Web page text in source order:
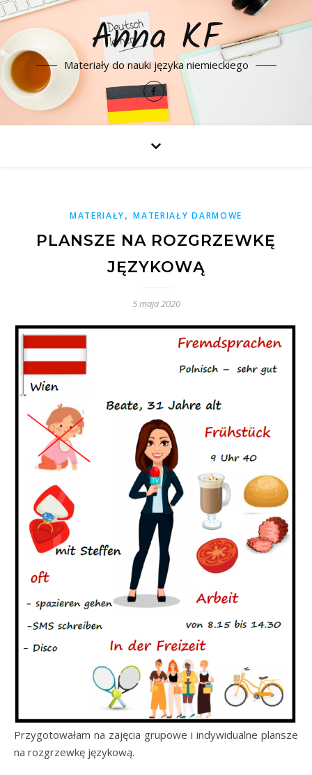
Anna KF
Materiały do nauki języka niemieckiego
MATERIAŁY,MATERIAŁY DARMOWE
PLANSZE NA ROZGRZEWKĘ
JĘZYKOWĄ
5 maja 2020
Przygotowałam na zajęcia grupowe i indywidualne plansze
na rozgrzewkę językową.